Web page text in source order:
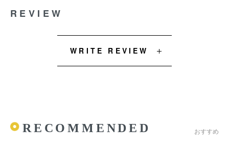
REVIEW
WRITE REVIEW
RECOMMENDED おすすめ